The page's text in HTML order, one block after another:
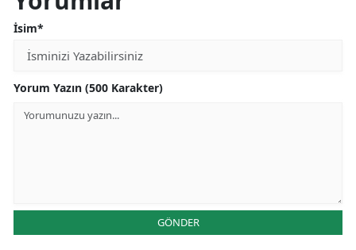
İsim*
Yorum Yazın (500 Karakter)
GÖNDER